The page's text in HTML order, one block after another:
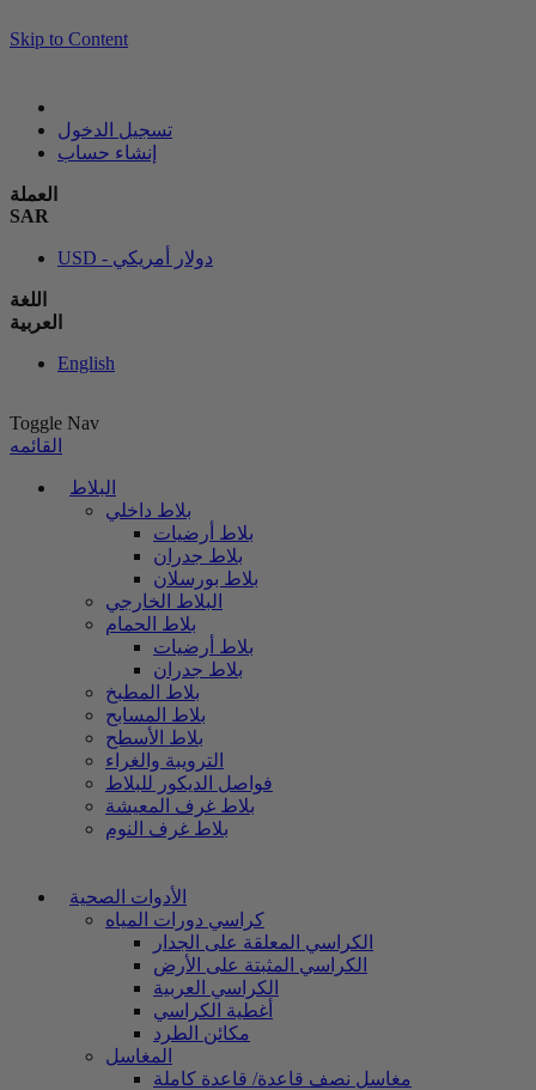
Skip to Content
تسجيل الدخول
إنشاء حساب
العملة
SAR
USD - دولار أمريكي
اللغة
العربية
English
Toggle Nav
القائمه
البلاط
بلاط داخلي
بلاط أرضيات
بلاط جدران
بلاط بورسلان
البلاط الخارجي
بلاط الحمام
بلاط أرضيات
بلاط جدران
بلاط المطبخ
بلاط المسابح
بلاط الأسطح
الترويبة والغراء
فواصل الديكور للبلاط
بلاط غرف المعيشة
بلاط غرف النوم
الأدوات الصحية
كراسي دورات المياه
الكراسي المعلقة على الجدار
الكراسي المثبتة على الأرض
الكراسي العربية
أغطية الكراسي
مكائن الطرد
المغاسل
مغاسل نصف قاعدة/ قاعدة كاملة